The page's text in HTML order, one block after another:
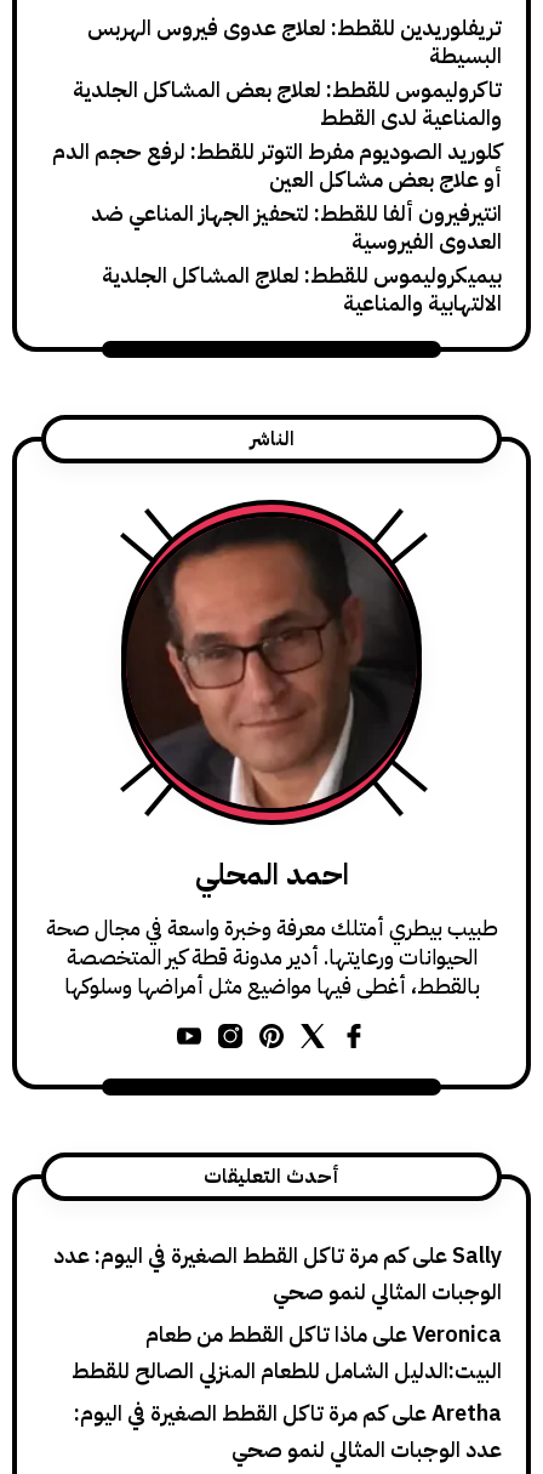
تريفلوريدين للقطط: لعلاج عدوى فيروس الهربس
البسيطة
تاكروليموس للقطط: لعلاج بعض المشاكل الجلدية
والمناعية لدى القطط
كلوريد الصوديوم مفرط التوتر للقطط: لرفع حجم الدم
أو علاج بعض مشاكل العين
انتيرفيرون ألفا للقطط: لتحفيز الجهاز المناعي ضد
العدوى الفيروسية
بيميكروليموس للقطط: لعلاج المشاكل الجلدية
الالتهابية والمناعية
الناشر
احمد المحلي
طبيب بيطري أمتلك معرفة وخبرة واسعة في مجال صحة
الحيوانات ورعايتها. أدير مدونة قطة كير المتخصصة
بالقطط، أغطي فيها مواضيع مثل أمراضها وسلوكها
أحدث التعليقات
Sallyعلىكم مرة تاكل القطط الصغيرة في اليوم: عدد
الوجبات المثالي لنمو صحي
Veronicaعلىماذا تاكل القطط من طعام
البيت:الدليل الشامل للطعام المنزلي الصالح للقطط
Arethaعلىكم مرة تاكل القطط الصغيرة في اليوم:
عدد الوجبات المثالي لنمو صحي